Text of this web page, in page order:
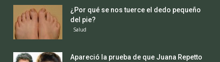
¿Por qué se nos tuerce el dedo pequeño
del pie?
Salud
Apareció la prueba de que Juana Repetto